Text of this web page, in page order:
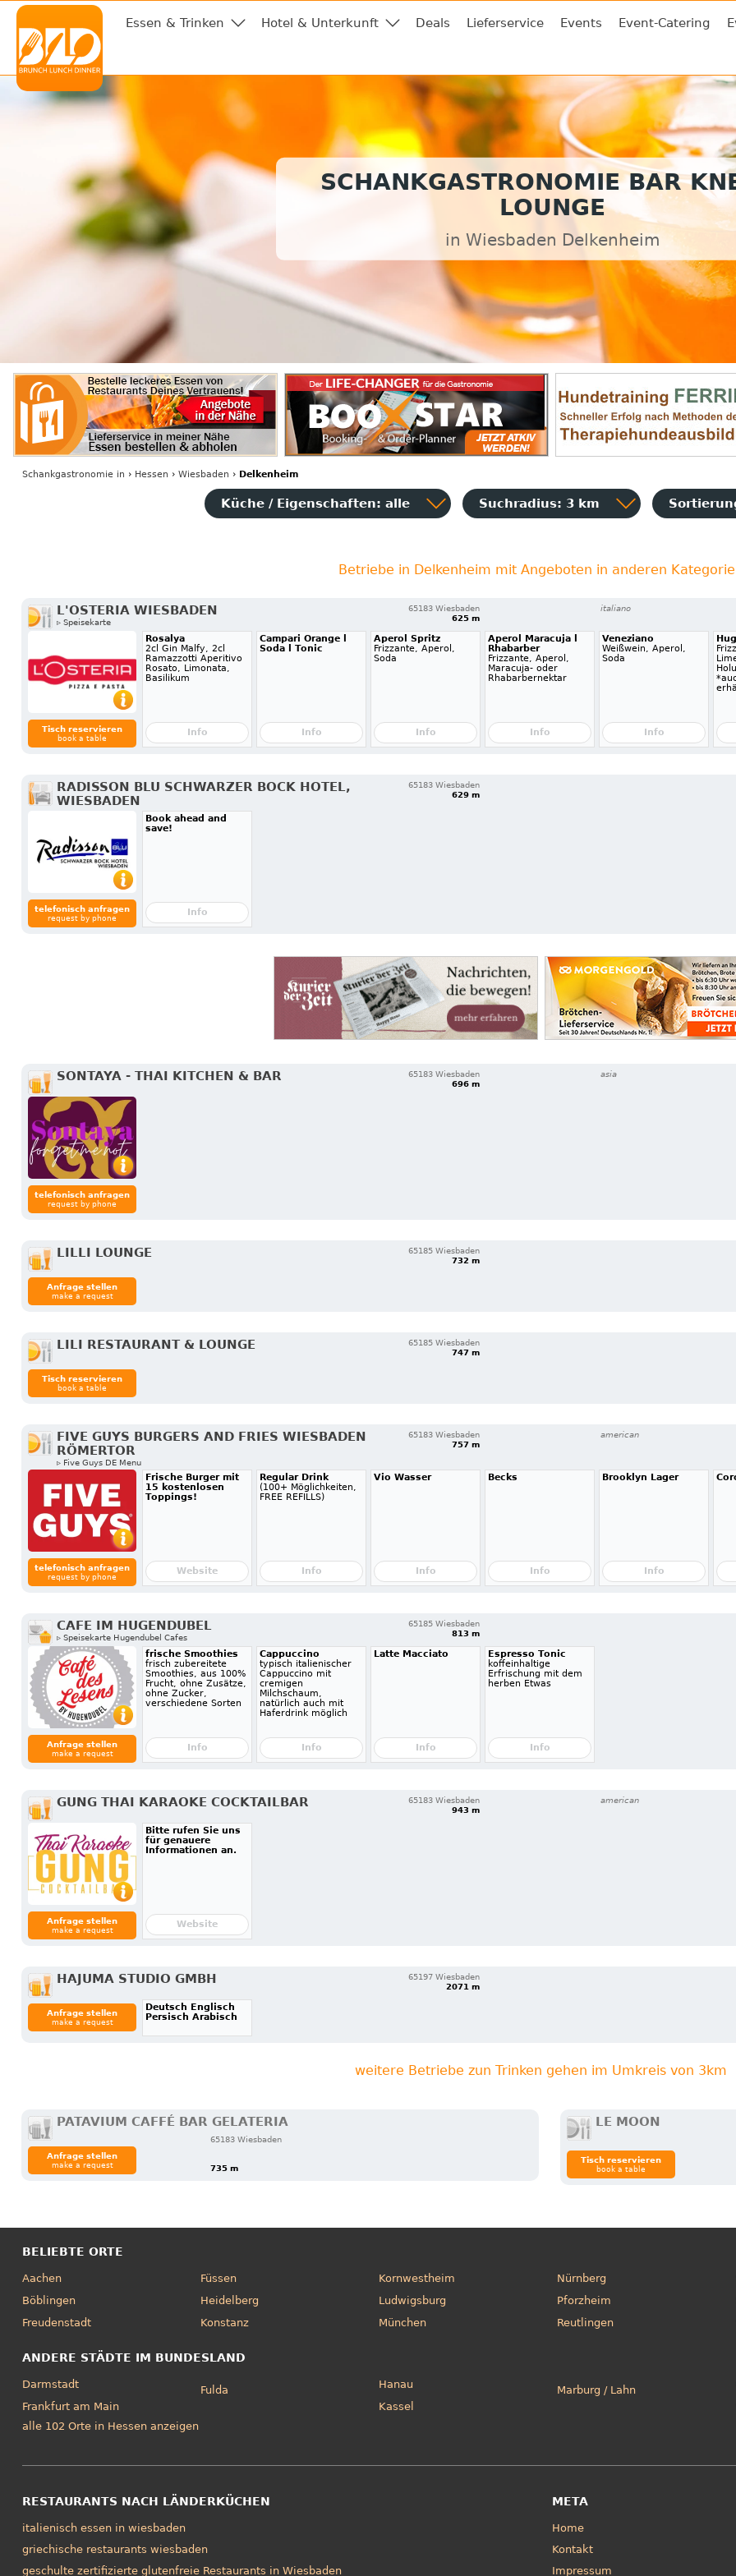
Essen & Trinken Hotel & Unterkunft Deals Lieferservice Events Event-Catering
SCHANKGASTRONOMIE BAR
LOUNGE
in Wiesbaden Delkenheim
Schankgastronomiein › Hessen › Wiesbaden › Delkenheim
Küche / Eigenschaften: alle Suchradius: 3 km
Betriebe in Delkenheim mit Angeboten in anderen
L'OSTERIA WIESBADEN
▹ Speisekarte
65183 Wiesbaden
625 m
italiano
Tisch reservieren
book a table
Rosalya
2cl Gin Malfy, 2cl
Ramazzotti Aperitivo
Rosato, Limonata,
Basilikum
Info
Campari Orange l
Soda l Tonic
Info
Aperol Spritz
Frizzante, Aperol,
Soda
Info
Aperol Maracuja l
Rhabarber
Frizzante, Aperol,
Maracuja- oder
Rhabarbernektar
Info
Veneziano
Weißwein, Aperol,
Soda
Info
RADISSON BLU SCHWARZER BOCK HOTEL,
WIESBADEN
65183 Wiesbaden
629 m
telefonisch anfragen
request by phone
Book ahead and
save!
Info
SONTAYA - THAI KITCHEN & BAR
65183 Wiesbaden
696 m
asia
telefonisch anfragen
request by phone
LILLI LOUNGE
65185 Wiesbaden
732 m
Anfrage stellen
make a request
LILI RESTAURANT & LOUNGE
65185 Wiesbaden
747 m
Tisch reservieren
book a table
FIVE GUYS BURGERS AND FRIES WIESBADEN
RÖMERTOR
▹ Five Guys DE Menu
65183 Wiesbaden
757 m
american
telefonisch anfragen
request by phone
Frische Burger mit
15 kostenlosen
Toppings!
Website
Regular Drink
(100+ Möglichkeiten,
FREE REFILLS)
Info
Vio Wasser
Info
Becks
Info
Brooklyn Lager
Info
CAFE IM HUGENDUBEL
▹ Speisekarte Hugendubel Cafes
65185 Wiesbaden
813 m
Anfrage stellen
make a request
frische Smoothies
frisch zubereitete
Smoothies, aus 100%
Frucht, ohne Zusätze,
ohne Zucker,
verschiedene Sorten
Info
Cappuccino
typisch italienischer
Cappuccino mit
cremigen
Milchschaum,
natürlich auch mit
Haferdrink möglich
Info
Latte Macciato
Info
Espresso Tonic
koffeinhaltige
Erfrischung mit dem
herben Etwas
Info
GUNG THAI KARAOKE COCKTAILBAR
65183 Wiesbaden
943 m
american
Anfrage stellen
make a request
Bitte rufen Sie uns
für genauere
Informationen an.
Website
HAJUMA STUDIO GMBH
65197 Wiesbaden
2071 m
Anfrage stellen
make a request
Deutsch Englisch
Persisch Arabisch
weitere Betriebe zun Trinken gehen im Umkreis von 3km
PATAVIUM CAFFÉ BAR GELATERIA
65183 Wiesbaden
735 m
Anfrage stellen
make a request
LE MOON
Tisch reservieren
book a table
BELIEBTE ORTE
Aachen
Böblingen
Freudenstadt
Füssen
Heidelberg
Konstanz
Kornwestheim
Ludwigsburg
München
Nürnberg
Pforzheim
Reutlingen
ANDERE STÄDTE IM BUNDESLAND
Darmstadt
Frankfurt am Main
Fulda
Hanau
Kassel
Marburg / Lahn
alle 102 Orte in Hessen anzeigen
RESTAURANTS NACH LÄNDERKÜCHEN
italienisch essen in wiesbaden
griechische restaurants wiesbaden
geschulte zertifizierte glutenfreie Restaurants in Wiesbaden
META
Home
Kontakt
Impressum